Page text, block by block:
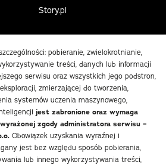
Story.pl
pobieranie, zwielokrotnianie,
treści, danych lub informacji
serwisu oraz wszystkich jego podstron,
zmierzającej do tworzenia,
systemów uczenia maszynowego,
jest zabronione oraz wymaga
zgody administratora serwisu –
Obowiązek uzyskania wyraźnej i
jest bez względu sposób pobierania,
lub innego wykorzystywania treści,